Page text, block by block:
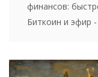
финансов:
Биткоин и эфир